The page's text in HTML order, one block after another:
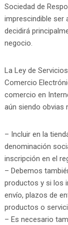
Sociedad de
imprescindible ser
decidirá
negocio.
La Ley de
Comercio
comercio en
aún siendo obvias
– Incluir en la
denominación
inscripción en el
– Debemos
productos y si los
envío, plazos de
productos o
– Es necesario